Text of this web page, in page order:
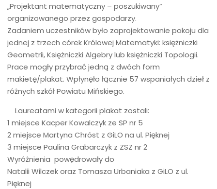
„Projektant matematyczny – poszukiwany”
organizowanego przez gospodarzy.
Zadaniem uczestników było zaprojektowanie pokoju dla
jednej z trzech córek Królowej Matematyki: księżniczki
Geometrii, Księżniczki Algebry lub księżniczki Topologii.
Prace mogły przybrać jedną z dwóch form
makietę/plakat. Wpłynęło łącznie 57 wspaniałych dzieł z
różnych szkół Powiatu Mińskiego.
Laureatami w kategorii plakat zostali:
1 miejsce Kacper Kowalczyk ze SP nr 5
2 miejsce Martyna Chróst z GiLO na ul. Pięknej
3 miejsce Paulina Grabarczyk z ZSZ nr 2
Wyróżnienia powędrowały do
Natalii Wilczek oraz Tomasza Urbaniaka z GiLO z ul.
Pięknej